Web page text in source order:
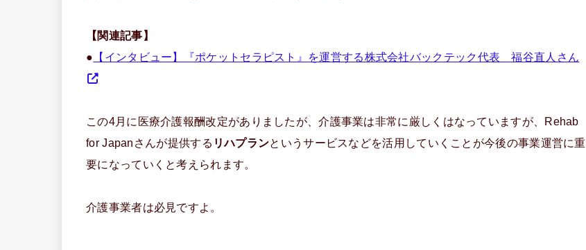
【関連記事】
● 【インタビュー】『ポケットセラピスト』を運営する株式会社バックテック代表 福谷直人さん
この4月に医療介護報酬改定がありましたが、介護事業は非常に厳しくはなっていますが、Rehab
for Japanさんが提供する リハプランというサービスなどを活用していくことが今後の事業運営に重
要になっていくと考えられます。
介護事業者は必見ですよ。